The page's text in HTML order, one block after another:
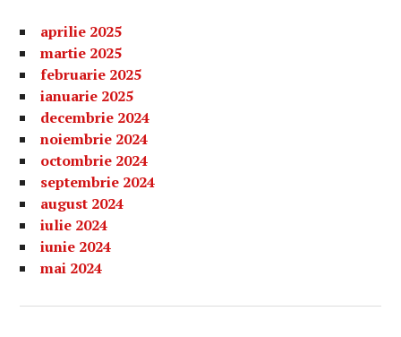
aprilie 2025
martie 2025
februarie 2025
ianuarie 2025
decembrie 2024
noiembrie 2024
octombrie 2024
septembrie 2024
august 2024
iulie 2024
iunie 2024
mai 2024